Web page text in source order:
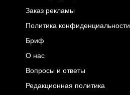
Заказ рекламы
Политика конфиденциальности
Бриф
О нас
Вопросы и ответы
Редакционная политика